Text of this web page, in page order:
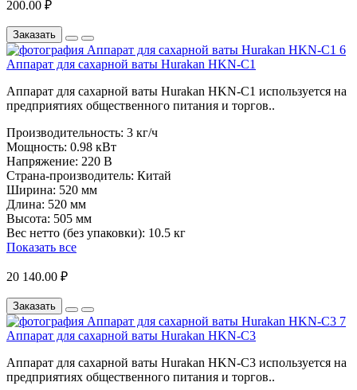
200.00 ₽
Заказать
Аппарат для сахарной ваты Hurakan HKN-C1
Аппарат для сахарной ваты Hurakan HKN-C1 используется на
предприятиях общественного питания и торгов..
Производительность: 3 кг/ч
Мощность: 0.98 кВт
Напряжение: 220 В
Страна-производитель: Китай
Ширина: 520 мм
Длина: 520 мм
Высота: 505 мм
Вес нетто (без упаковки): 10.5 кг
Показать все
20 140.00 ₽
Заказать
Аппарат для сахарной ваты Hurakan HKN-C3
Аппарат для сахарной ваты Hurakan HKN-C3 используется на
предприятиях общественного питания и торгов..